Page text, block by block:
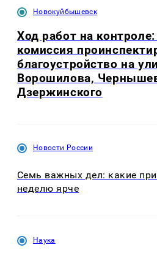
Новокуйбышевск
Ход работ на
комиссия
благоустройство на
Ворошилова,
Дзержинского
Новости России
Семь важных дел: какие
неделю ярче
Наука